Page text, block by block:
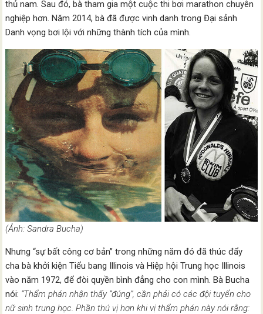
thủ nam. Sau đó, bà tham gia một cuộc thi bơi marathon chuyên
nghiệp hơn. Năm 2014, bà đã được vinh danh trong Đại sảnh
Danh vọng bơi lội với những thành tích của mình.
(Ảnh: Sandra Bucha)
Nhưng “sự bất công cơ bản” trong những năm đó đã thúc đẩy
cha bà khởi kiện Tiểu bang Illinois và Hiệp hội Trung học Illinois
vào năm 1972, để đòi quyền bình đẳng cho con mình. Bà Bucha
nói: “Thẩm phán nhận thấy “đúng”, cần phải có các đội tuyển cho
nữ sinh trung học. Phần thú vị hơn khi vị thẩm phán này nói rằng: